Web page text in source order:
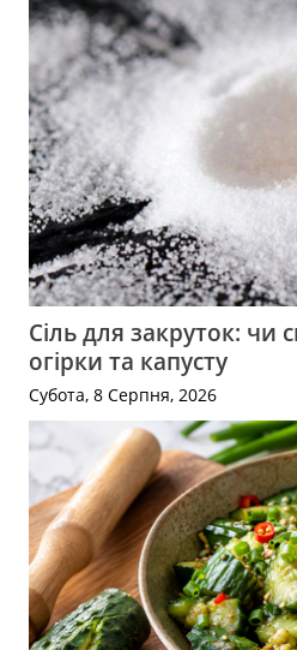
Сіль для закруток: чи
огірки та капусту
Субота, 8 Серпня, 2026